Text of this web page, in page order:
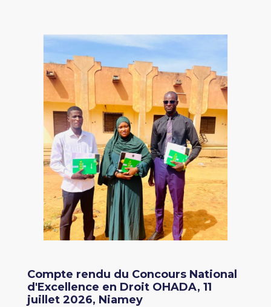
Compte rendu du Concours National
d'Excellence en Droit OHADA, 11
juillet 2026, Niamey